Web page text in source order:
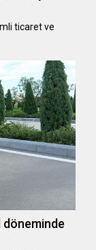
ticaret ve
döneminde